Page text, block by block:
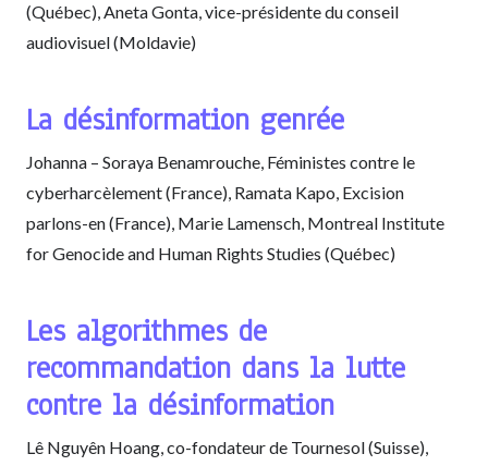
(Québec), Aneta Gonta, vice-présidente du conseil
audiovisuel (Moldavie)
La désinformation genrée
Johanna – Soraya Benamrouche, Féministes contre le
cyberharcèlement (France), Ramata Kapo, Excision
parlons-en (France), Marie Lamensch, Montreal Institute
for Genocide and Human Rights Studies (Québec)
Les algorithmes de
recommandation dans la lutte
contre la désinformation
Lê Nguyên Hoang, co-fondateur de Tournesol (Suisse),